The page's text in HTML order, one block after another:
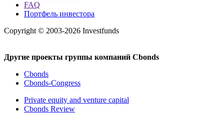
FAQ
Портфель инвестора
Copyright © 2003-2026 Investfunds
Другие проекты группы компаний Cbonds
Cbonds
Cbonds-Congress
Private equity and venture capital
Cbonds Review